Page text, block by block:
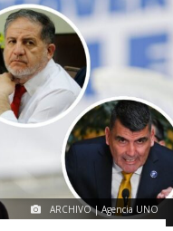
ARCHIVO | Agencia UNO